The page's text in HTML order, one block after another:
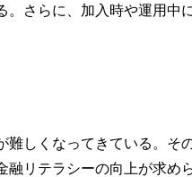
さらに、加入時や運用中
しくなってきている。そ
リテラシーの向上が求め